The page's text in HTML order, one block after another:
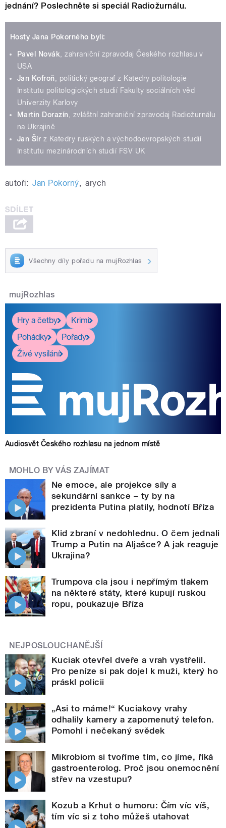
jednání? Poslechněte si speciál Radiožurnálu.
Hosty Jana Pokorného byli:
Pavel Novák , zahraniční zpravodaj Českého rozhlasu v
USA
Jan Kofroň , politický geograf z Katedry politologie
Institutu politologických studií Fakulty sociálních věd
Univerzity Karlovy
Martin Dorazín , zvláštní zahraniční zpravodaj Radiožurnálu
na Ukrajině
Jan Šír z Katedry ruských a východoevropských studií
Institutu mezinárodních studií FSV UK
autoři: Jan Pokorný, arych
Všechny díly pořadu na mujRozhlas
mujRozhlas
Hry a četby
Krimi
Pohádky
Pořady
Živé vysílání
Audiosvět Českého rozhlasu na jednom místě
MOHLO BY VÁS ZAJÍMAT
Ne emoce, ale projekce síly a
sekundární sankce – ty by na
prezidenta Putina platily, hodnotí Bříza
Klid zbraní v nedohlednu. O čem jednali
Trump a Putin na Aljašce? A jak reaguje
Ukrajina?
Trumpova cla jsou i nepřímým tlakem
na některé státy, které kupují ruskou
ropu, poukazuje Bříza
NEJPOSLOUCHANĚJŠÍ
Kuciak otevřel dveře a vrah vystřelil.
Pro peníze si pak dojel k muži, který ho
práskl policii
„Asi to máme!“ Kuciakovy vrahy
odhalily kamery a zapomenutý telefon.
Pomohl i nečekaný svědek
Mikrobiom si tvoříme tím, co jíme, říká
gastroenterolog. Proč jsou onemocnění
střev na vzestupu?
Kozub a Krhut o humoru: Čím víc víš,
tím víc si z toho můžeš utahovat